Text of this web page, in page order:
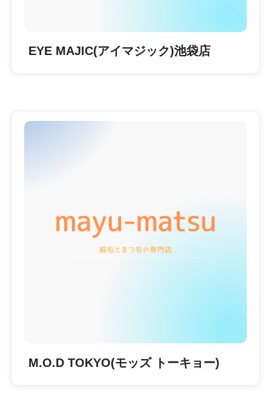
EYE MAJIC(アイマジック)池袋店
M.O.D TOKYO(モッズ トーキョー)